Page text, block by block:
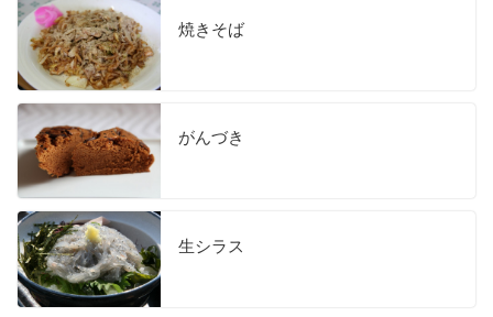
焼きそば
がんづき
生シラス